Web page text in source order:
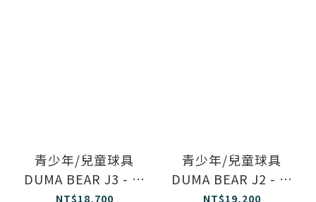
青少年/兒童球具
DUMA BEAR J3 - 橘
140-150cm - 7支
NT$18,700
青少年/兒童球具
DUMA BEAR J2 - 紫
150~160cm - 7支
NT$19,200